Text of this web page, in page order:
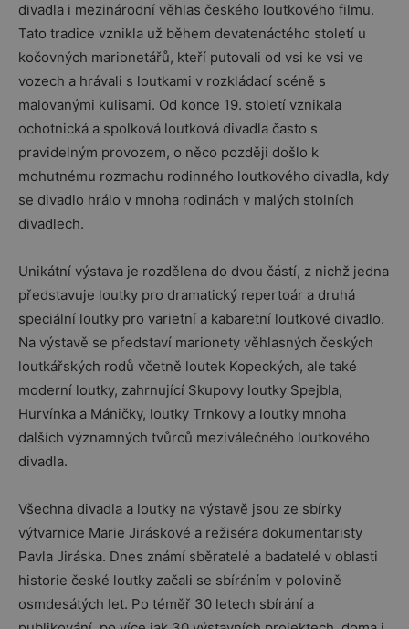
divadla i mezinárodní věhlas českého loutkového filmu.
Tato tradice vznikla už během devatenáctého století u
kočovných marionetářů, kteří putovali od vsi ke vsi ve
vozech a hrávali s loutkami v rozkládací scéně s
malovanými kulisami. Od konce 19. století vznikala
ochotnická a spolková loutková divadla často s
pravidelným provozem, o něco později došlo k
mohutnému rozmachu rodinného loutkového divadla, kdy
se divadlo hrálo v mnoha rodinách v malých stolních
divadlech.
Unikátní výstava je rozdělena do dvou částí, z nichž jedna
představuje loutky pro dramatický repertoár a druhá
speciální loutky pro varietní a kabaretní loutkové divadlo.
Na výstavě se představí marionety věhlasných českých
loutkářských rodů včetně loutek Kopeckých, ale také
moderní loutky, zahrnující Skupovy loutky Spejbla,
Hurvínka a Máničky, loutky Trnkovy a loutky mnoha
dalších významných tvůrců meziválečného loutkového
divadla.
Všechna divadla a loutky na výstavě jsou ze sbírky
výtvarnice Marie Jiráskové a režiséra dokumentaristy
Pavla Jiráska. Dnes známí sběratelé a badatelé v oblasti
historie české loutky začali se sbíráním v polovině
osmdesátých let. Po téměř 30 letech sbírání a